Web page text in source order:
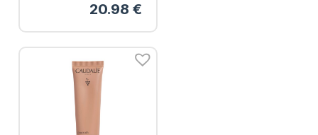
20.98 €